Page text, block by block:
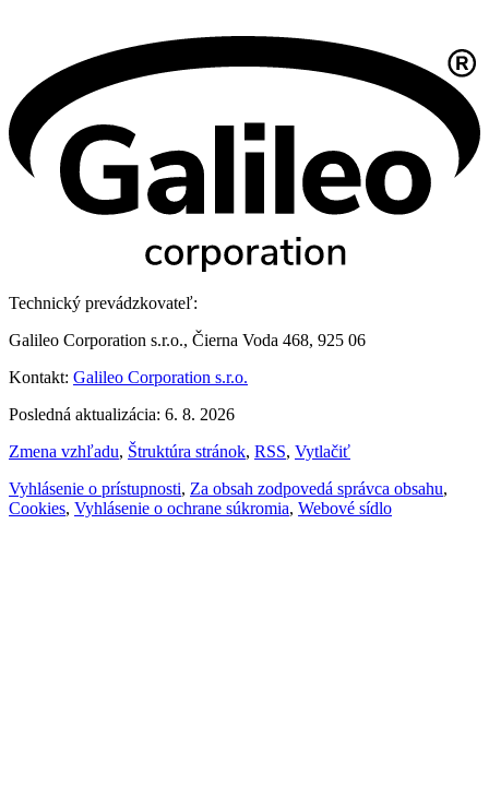
Technický prevádzkovateľ:
Galileo Corporation s.r.o., Čierna Voda 468, 925 06
Kontakt: Galileo Corporation s.r.o.
Posledná aktualizácia: 6. 8. 2026
Zmena vzhľadu, Štruktúra stránok, RSS, Vytlačiť
Vyhlásenie o prístupnosti, Za obsah zodpovedá správca obsahu,
Cookies, Vyhlásenie o ochrane súkromia, Webové sídlo